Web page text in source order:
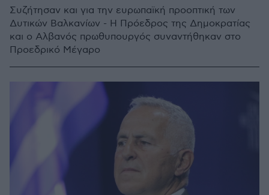
Συζήτησαν και για την ευρωπαϊκή προοπτική των
Δυτικών Βαλκανίων - Η Πρόεδρος της Δημοκρατίας
και ο Αλβανός πρωθυπουργός συναντήθηκαν στο
Προεδρικό Μέγαρο